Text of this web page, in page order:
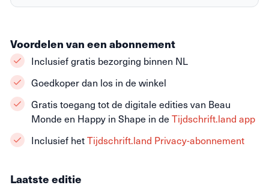
Laatste editie
Voordelen van een abonnement
Inclusief gratis bezorging binnen NL
Goedkoper dan los in de winkel
Gratis toegang tot de digitale edities van Beau
Monde en Happy in Shape in de Tijdschrift.land app
Inclusief hetTijdschrift.land Privacy-abonnement